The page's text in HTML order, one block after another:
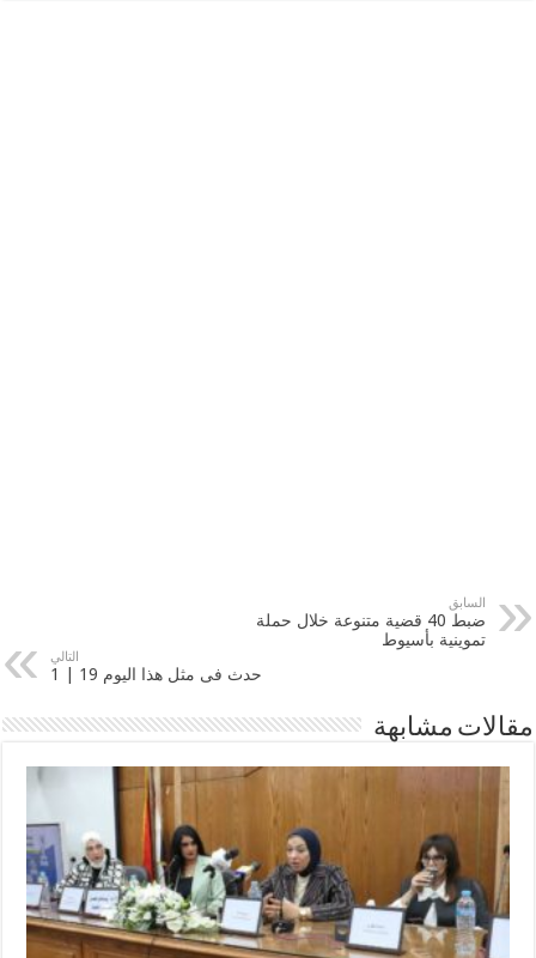
السابق
ضبط 40 قضية متنوعة خلال حملة
تموينية بأسيوط
التالي
حدث فى مثل هذا اليوم 19 | 1
مقالات مشابهة